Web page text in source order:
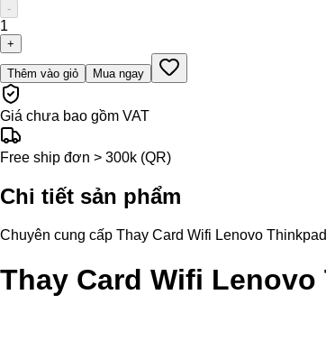
-
1
+
Thêm vào giỏ Mua ngay
Giá chưa bao gồm VAT
Free ship đơn > 300k (QR)
Chi tiết sản phẩm
Chuyên cung cấp Thay Card Wifi Lenovo
Thay Card Wifi Lenovo